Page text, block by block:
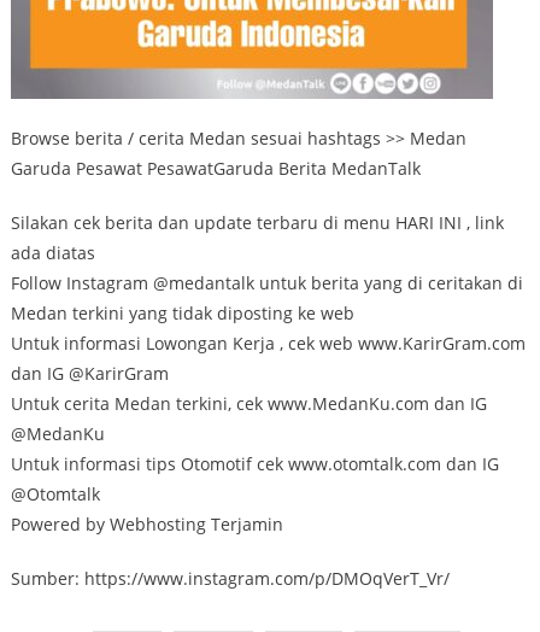
Browse berita / cerita Medan sesuai hashtags >> Medan
Garuda Pesawat PesawatGaruda Berita MedanTalk
Silakan cek berita dan update terbaru di menu HARI INI , link
ada diatas
Follow Instagram @medantalk untuk berita yang di ceritakan di
Medan terkini yang tidak diposting ke web
Untuk informasi Lowongan Kerja , cek web www.KarirGram.com
dan IG @KarirGram
Untuk cerita Medan terkini, cek www.MedanKu.com dan IG
@MedanKu
Untuk informasi tips Otomotif cek www.otomtalk.com dan IG
@Otomtalk
Powered by Webhosting Terjamin
Sumber: https://www.instagram.com/p/DMOqVerT_Vr/